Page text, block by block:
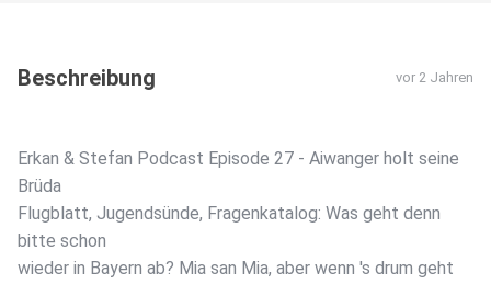
Beschreibung vor 2 Jahren
Erkan & Stefan Podcast Episode 27 - Aiwanger holt seine
Brüda
Flugblatt, Jugendsünde, Fragenkatalog: Was geht denn
bitte schon
wieder in Bayern ab? Mia san Mia, aber wenn 's drum geht